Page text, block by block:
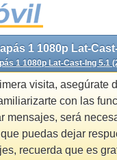
1 1080p Lat-
1 1080p Lat-Cast-Ing 5.1
visita, asegúrate
con las
mensajes, será
puedas dejar
recuerda que es